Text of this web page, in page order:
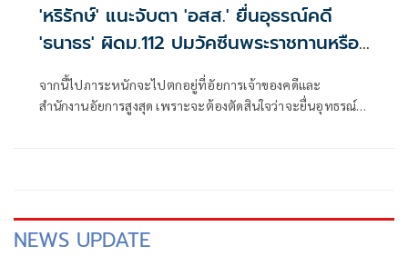
'หริรักษ์' แนะจับตา 'อสส.' ยื่นอุธรณ์คดี
'ธนาธร' ผิดม.112 ปมวัคซีนพระราชทานหรือ
ไม่ หลังศาลอาญายกฟ้อง
จากนี้ไปภาระหนักจะไปตกอยู่ที่อัยการเจ้าของคดีและ
สำนักงานอัยการสูงสุด เพราะจะต้องตัดสินใจว่าจะยื่นอุทธรณ์
NEWS UPDATE